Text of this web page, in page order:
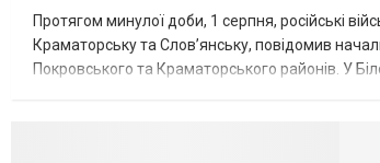
Протягом минулої доби, 1 серпня, російські
Краматорську та Слов’янську, повідомив
Покровського та Краматорського районів. У